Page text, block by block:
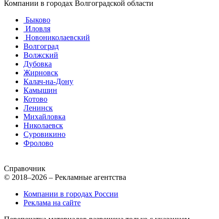
Компании в городах Волгоградской области
Быково
Иловля
Новониколаевский
Волгоград
Волжский
Дубовка
Жирновск
Калач-на-Дону
Камышин
Котово
Ленинск
Михайловка
Николаевск
Суровикино
Фролово
Справочник
© 2018–2026 – Рекламные агентства
Компании в городах России
Реклама на сайте